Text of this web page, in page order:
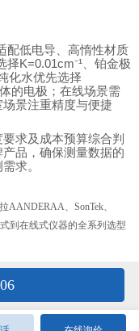
配低电导、高惰性材质
K=0.01cm⁻¹、铂金极
化水优先选择
的电极；在线场景需
景注重精度与便捷
求及成本预算综合判
品，确保测量数据的
求。
AANDERAA、SonTek、
到在线式仪器的全系列选型